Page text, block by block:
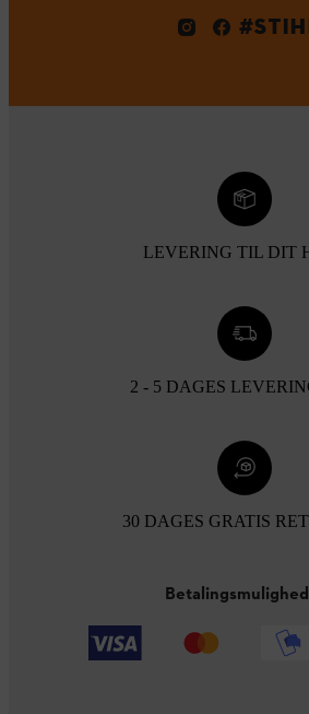
LEVERING TIL DIT
2 - 5 DAGES
30 DAGES GRATIS